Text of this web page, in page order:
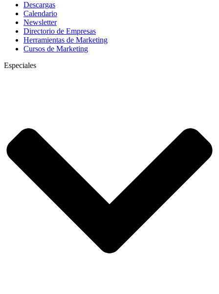
Descargas
Calendario
Newsletter
Directorio de Empresas
Herramientas de Marketing
Cursos de Marketing
Especiales